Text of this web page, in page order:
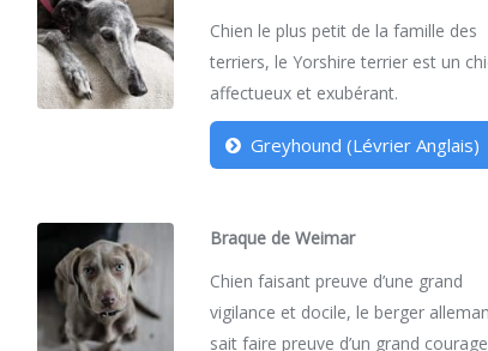
Chien le plus petit de la famille des
terriers, le Yorshire terrier est un
affectueux et exubérant.
Greyhound (Lévrier Anglais)
Braque de Weimar
Chien faisant preuve d’une grand
vigilance et docile, le berger
sait faire preuve d’un grand